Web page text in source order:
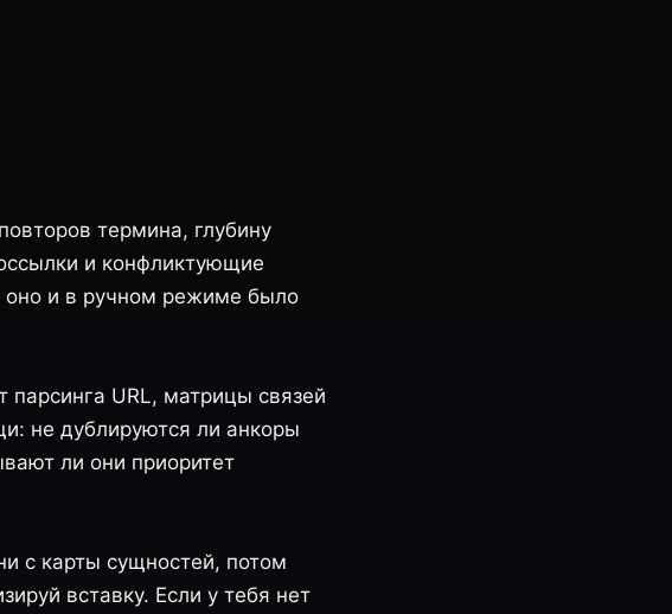
термина, глубину
и конфликтующие
оно и в ручном режиме было
URL, матрицы связей
не дублируются ли анкоры
ли они приоритет
с карты сущностей, потом
вставку. Если у тебя нет